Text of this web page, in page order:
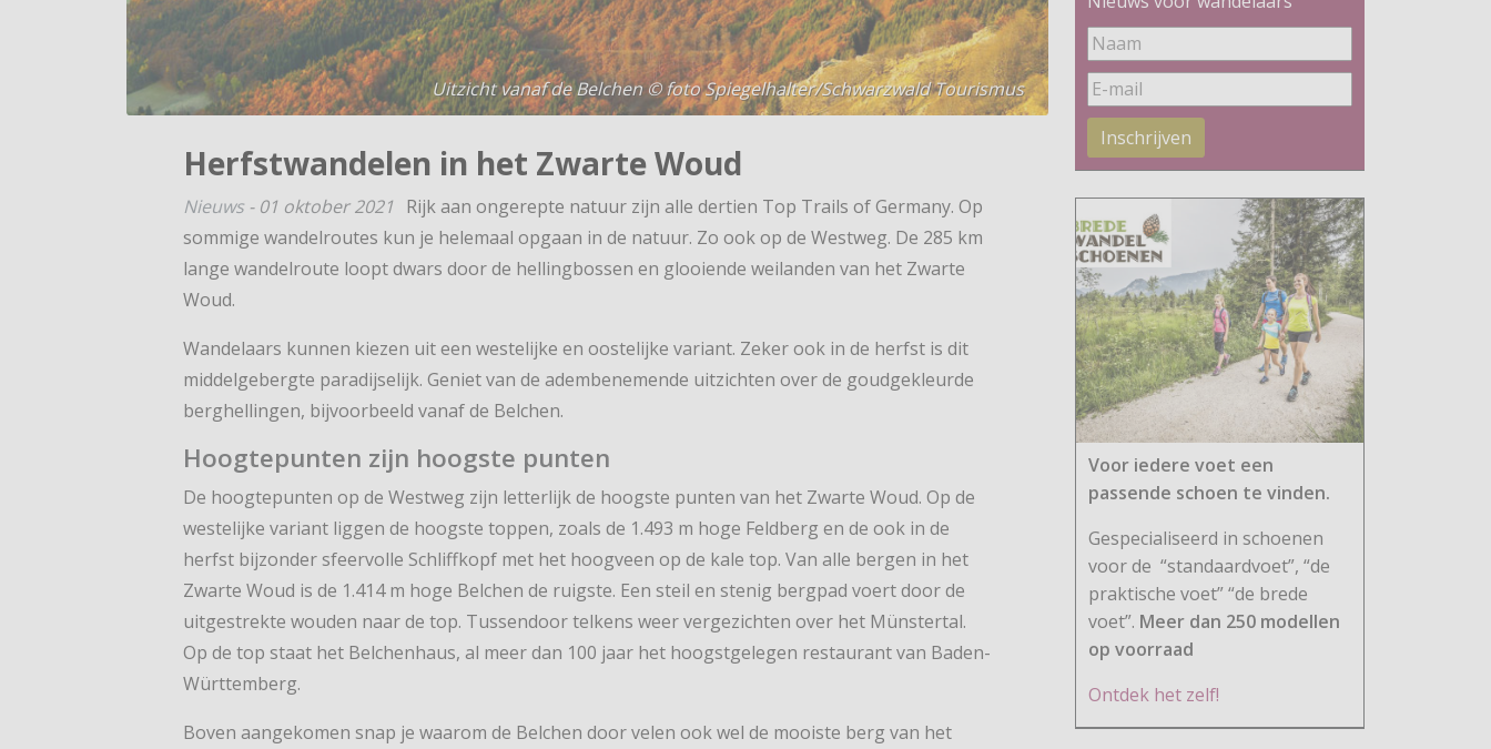
Uitzicht vanaf de Belchen © foto Spiegelhalter/Schwarzwald Tourismus
Herfstwandelen in het Zwarte Woud
Nieuws - 01 oktober 2021 Rijk aan ongerepte natuur zijn alle dertien Top Trails of Germany. Op
sommige wandelroutes kun je helemaal opgaan in de natuur. Zo ook op de Westweg. De 285 km
lange wandelroute loopt dwars door de hellingbossen en glooiende weilanden van het Zwarte
Woud.
Wandelaars kunnen kiezen uit een westelijke en oostelijke variant. Zeker ook in de herfst is dit
middelgebergte paradijselijk. Geniet van de adembenemende uitzichten over de goudgekleurde
berghellingen, bijvoorbeeld vanaf de Belchen.
Hoogtepunten zijn hoogste punten
De hoogtepunten op de Westweg zijn letterlijk de hoogste punten van het Zwarte Woud. Op de
westelijke variant liggen de hoogste toppen, zoals de 1.493 m hoge Feldberg en de ook in de
herfst bijzonder sfeervolle Schliffkopf met het hoogveen op de kale top. Van alle bergen in het
Zwarte Woud is de 1.414 m hoge Belchen de ruigste. Een steil en stenig bergpad voert door de
uitgestrekte wouden naar de top. Tussendoor telkens weer vergezichten over het Münstertal.
Op de top staat het Belchenhaus, al meer dan 100 jaar het hoogstgelegen restaurant van Baden-
Württemberg.
Boven aangekomen snap je waarom de Belchen door velen ook wel de mooiste berg van het
Inschrijven
Voor iedere voet een
passende schoen te vinden.
Gespecialiseerd in schoenen
voor de “standaardvoet”, “de
praktische voet” “de brede
voet”. Meer dan 250 modellen
op voorraad
Ontdek het zelf!